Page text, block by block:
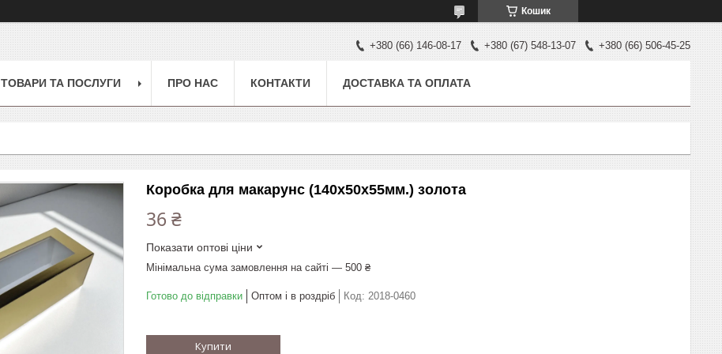
Кошик
+380 (66) 146-08-17 +380 (67) 548-13-07 +380 (66) 506-45-25
ТОВАРИ ТА ПОСЛУГИ ПРО НАС КОНТАКТИ ДОСТАВКА ТА ОПЛАТА
Коробка для макарунс (140х50х55мм.) золота
36 ₴
Показати оптові ціни
Мінімальна сума замовлення на сайті — 500 ₴
Готово до відправки Оптом і в роздріб Код: 2018-0460
Купити